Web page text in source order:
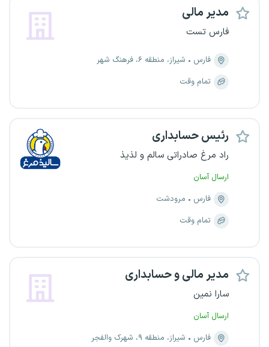
مدیر مالی
فارس تست
فارس
شیراز، منطقه ۶، فرهنگ شهر
تمام وقت
رئیس حسابداری
راد مرغ صادراتی سالم و لذیذ
ارسال آسان
فارس
مرودشت
تمام وقت
مدیر مالی و حسابداری
سارا نمین
ارسال آسان
فارس
شیراز، منطقه ۹، شهرک والفجر